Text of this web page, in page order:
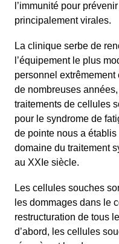
l’immunité pour
principalement virales.
La clinique serbe de
l’équipement le plus
personnel
de nombreuses
traitements de cellules
pour le syndrome de
de pointe nous a
domaine du traitement
au XXIe siècle.
Les cellules souches
les dommages dans le
restructuration de tous
d’abord, les cellules